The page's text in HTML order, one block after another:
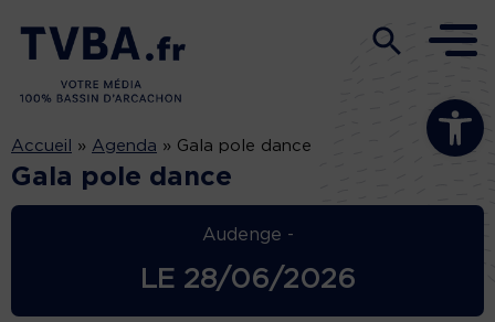
Ouvrir la
Accueil » Agenda » Gala pole dance
Gala pole dance
Audenge -
LE 28/06/2026